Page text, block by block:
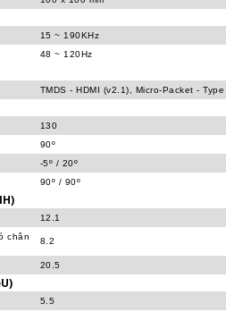
15 ~ 190KHz
48 ~ 120Hz
TMDS - HDMI (v2.1), Micro-Packet - Type
130
90º
-5º / 20º
90º / 90º
12.1
chân
8.2
20.5
5.5